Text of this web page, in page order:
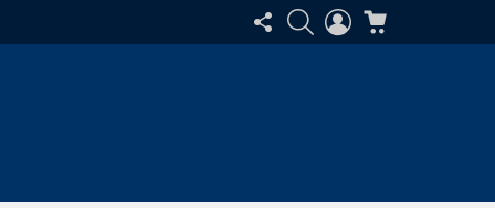
SIGA-
NOS
PESQUISAR
ENTRAR